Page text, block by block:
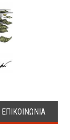
ΕΠΙΚΟΙΝΩΝΙΑ